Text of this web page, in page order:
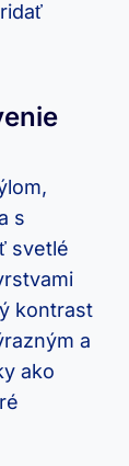
s
svetlé
kontrast
‌a
ako